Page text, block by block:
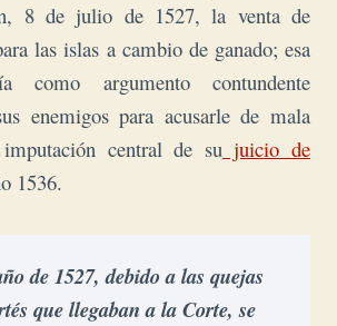
8 de julio de 1527, la venta de
las islas a cambio de ganado; esa
como argumento contundente
enemigos para acusarle de mala
central de sujuicio de
1536.
de 1527, debido a las quejas
que llegaban a la Corte, se